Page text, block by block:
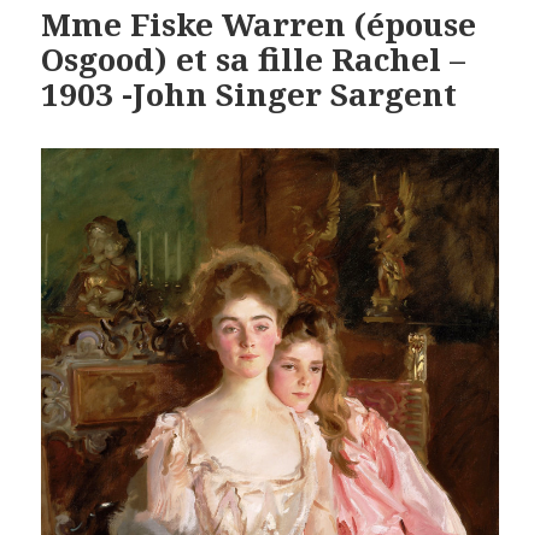
Mme Fiske Warren (épouse
Osgood) et sa fille Rachel –
1903 -John Singer Sargent